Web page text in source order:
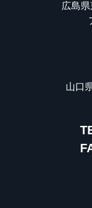
広島
山口